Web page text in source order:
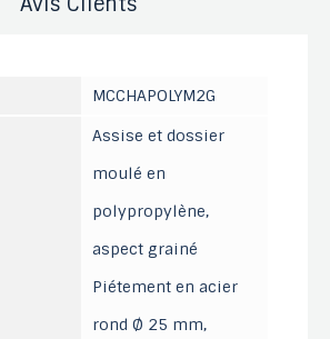
MCCHAPOLYM2G
Assise et dossier
moulé en
polypropylène,
aspect grainé
Piétement en acier
rond Ø 25 mm,